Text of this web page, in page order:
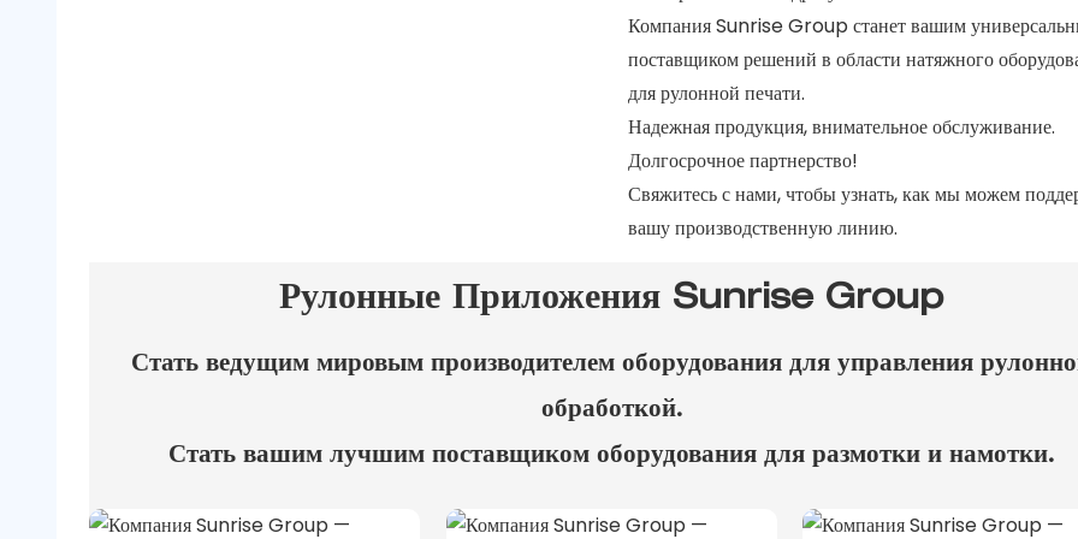
Компания Sunrise Group станет вашим
поставщиком решений в области натяжного
для рулонной печати.
Надежная продукция, внимательное обслуживание.
Долгосрочное партнерство!
Свяжитесь с нами, чтобы узнать, как мы можем
вашу производственную линию.
Рулонные Приложения Sunrise Group
Стать ведущим мировым производителем оборудования для управления
обработкой.
Стать вашим лучшим поставщиком оборудования для размотки и намотки.